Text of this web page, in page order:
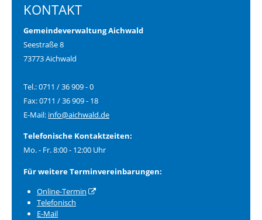
KONTAKT
Gemeindeverwaltung Aichwald
Seestraße 8
73773 Aichwald
Tel.: 0711 / 36 909 - 0
Fax: 0711 / 36 909 - 18
E-Mail: info@aichwald.de
Telefonische Kontaktzeiten:
Mo. - Fr. 8:00 - 12:00 Uhr
Für weitere Terminvereinbarungen:
Online-Termin
Telefonisch
E-Mail